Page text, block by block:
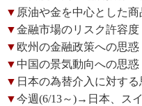
▼ 原油や金を中心とした商
▼金融市場のリスク許容度
▼ 欧州の金融政策への思惑
▼ 中国の景気動向への思惑
▼ 日本の為替介入に対する
▼今週(6/13～)→日本、ス